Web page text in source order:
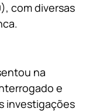
com diversas
na
e
investigações